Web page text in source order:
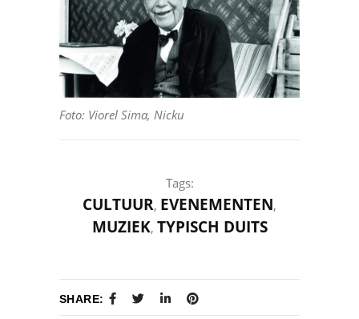
Foto: Viorel Sima, Nicku
Tags:
CULTUUR, EVENEMENTEN,
MUZIEK, TYPISCH DUITS
SHARE: